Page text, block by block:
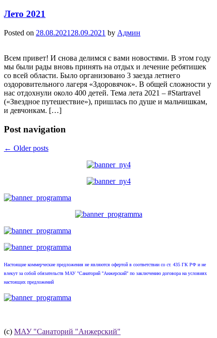
Лето 2021
Posted on 28.08.2021 28.09.2021 by Админ
Всем привет! И снова делимся с вами новостями. В этом году
мы были рады вновь принять на отдых и лечение ребятишек
со всей области. Было организовано 3 заезда летнего
оздоровительного лагеря «Здоровячок». В общей сложности у
нас отдохнули около 400 детей. Тема лета 2021 – #Startravel
(«Звездное путешествие»), пришлась по душе и мальчишкам,
и девчонкам. […]
Post navigation
← Older posts
Настоящие коммерческие предложения не являются офертой в соответствии со ст. 435 ГК РФ и не
влекут за собой обязательств МАУ "Санаторий "Анжерский" по заключению договора на условиях
настоящих предложений
(с) МАУ "Санаторий "Анжерский"